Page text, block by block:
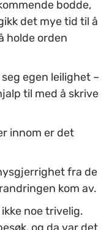
bodde,
det mye tid til å
holde orden
egen leilighet –
til med å skrive
innom er det
fra de
kom av.
noe trivelig.